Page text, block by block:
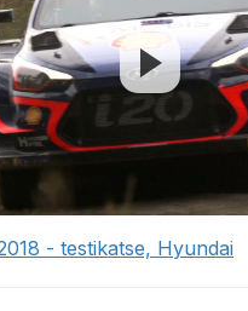
- testikatse, Hyundai